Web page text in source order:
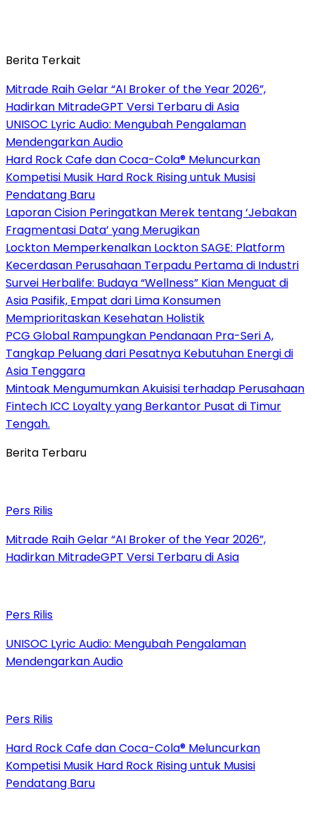
Berita Terkait
Mitrade Raih Gelar “AI Broker of the Year 2026”,
Hadirkan MitradeGPT Versi Terbaru di Asia
UNISOC Lyric Audio: Mengubah Pengalaman
Mendengarkan Audio
Hard Rock Cafe dan Coca-Cola® Meluncurkan
Kompetisi Musik Hard Rock Rising untuk Musisi
Pendatang Baru
Laporan Cision Peringatkan Merek tentang ‘Jebakan
Fragmentasi Data’ yang Merugikan
Lockton Memperkenalkan Lockton SAGE: Platform
Kecerdasan Perusahaan Terpadu Pertama di Industri
Survei Herbalife: Budaya “Wellness” Kian Menguat di
Asia Pasifik, Empat dari Lima Konsumen
Memprioritaskan Kesehatan Holistik
PCG Global Rampungkan Pendanaan Pra-Seri A,
Tangkap Peluang dari Pesatnya Kebutuhan Energi di
Asia Tenggara
Mintoak Mengumumkan Akuisisi terhadap Perusahaan
Fintech ICC Loyalty yang Berkantor Pusat di Timur
Tengah.
Berita Terbaru
Pers Rilis
Mitrade Raih Gelar “AI Broker of the Year 2026”,
Hadirkan MitradeGPT Versi Terbaru di Asia
Pers Rilis
UNISOC Lyric Audio: Mengubah Pengalaman
Mendengarkan Audio
Pers Rilis
Hard Rock Cafe dan Coca-Cola® Meluncurkan
Kompetisi Musik Hard Rock Rising untuk Musisi
Pendatang Baru